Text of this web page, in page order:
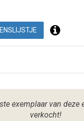
exemplaar van deze
verkocht!